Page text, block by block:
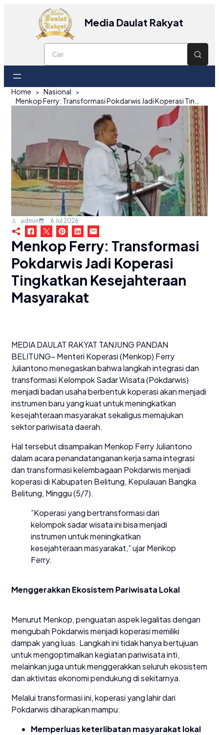
Media Daulat Rakyat
Home
Nasional
admin 6 Jul 2026
Menkop Ferry: Transformasi
Pokdarwis Jadi Koperasi
Tingkatkan Kesejahteraan
Masyarakat
​MEDIA DAULAT RAKYAT TANJUNG PANDAN
BELITUNG– Menteri Koperasi (Menkop) Ferry
Juliantono menegaskan bahwa langkah integrasi dan
transformasi Kelompok Sadar Wisata (Pokdarwis)
menjadi badan usaha berbentuk koperasi akan menjadi
instrumen baru yang kuat untuk meningkatkan
kesejahteraan masyarakat sekaligus memajukan
sektor pariwisata daerah.
​Hal tersebut disampaikan Menkop Ferry Juliantono
dalam acara penandatanganan kerja sama integrasi
dan transformasi kelembagaan Pokdarwis menjadi
koperasi di Kabupaten Belitung, Kepulauan Bangka
Belitung, Minggu (5/7).
​”Koperasi yang bertransformasi dari
kelompok sadar wisata ini bisa menjadi
instrumen untuk meningkatkan
kesejahteraan masyarakat,” ujar Menkop
Ferry.
Menggerakkan Ekosistem Pariwisata Lokal
​Menurut Menkop, penguatan aspek legalitas dengan
mengubah Pokdarwis menjadi koperasi memiliki
dampak yang luas. Langkah ini tidak hanya bertujuan
untuk mengoptimalkan kegiatan pariwisata inti,
melainkan juga untuk menggerakkan seluruh ekosistem
dan aktivitas ekonomi pendukung di sekitarnya.
​Melalui transformasi ini, koperasi yang lahir dari
Pokdarwis diharapkan mampu:
Memperluas keterlibatan masyarakat lokal